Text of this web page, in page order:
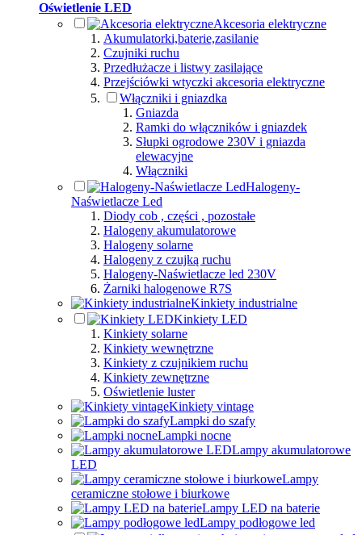
Oświetlenie LED
Akcesoria elektryczne
Akumulatorki,baterie,zasilanie
Czujniki ruchu
Przedłużacze i listwy zasilające
Przejściówki wtyczki akcesoria elektryczne
Włączniki i gniazdka
Gniazda
Ramki do włączników i gniazdek
Słupki ogrodowe 230V i gniazda
elewacyjne
Włączniki
Halogeny-
Naświetlacze Led
Diody cob , części , pozostałe
Halogeny akumulatorowe
Halogeny solarne
Halogeny z czujką ruchu
Halogeny-Naświetlacze led 230V
Żarniki halogenowe R7S
Kinkiety industrialne
Kinkiety LED
Kinkiety solarne
Kinkiety wewnętrzne
Kinkiety z czujnikiem ruchu
Kinkiety zewnętrzne
Oświetlenie luster
Kinkiety vintage
Lampki do szafy
Lampki nocne
Lampy akumulatorowe
LED
Lampy
ceramiczne stołowe i biurkowe
Lampy LED na baterie
Lampy podłogowe led